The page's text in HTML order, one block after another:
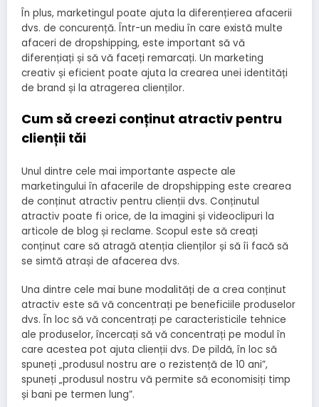
În plus, marketingul poate ajuta la diferențierea afacerii
dvs. de concurență. Într-un mediu în care există multe
afaceri de dropshipping, este important să vă
diferențiați și să vă faceți remarcați. Un marketing
creativ și eficient poate ajuta la crearea unei identități
de brand și la atragerea clienților.
Cum să creezi conținut atractiv pentru
clienții tăi
Unul dintre cele mai importante aspecte ale
marketingului în afacerile de dropshipping este crearea
de conținut atractiv pentru clienții dvs. Conținutul
atractiv poate fi orice, de la imagini și videoclipuri la
articole de blog și reclame. Scopul este să creați
conținut care să atragă atenția clienților și să îi facă să
se simtă atrași de afacerea dvs.
Una dintre cele mai bune modalități de a crea conținut
atractiv este să vă concentrați pe beneficiile produselor
dvs. În loc să vă concentrați pe caracteristicile tehnice
ale produselor, încercați să vă concentrați pe modul în
care acestea pot ajuta clienții dvs. De pildă, în loc să
spuneți „produsul nostru are o rezistență de 10 ani”,
spuneți „produsul nostru vă permite să economisiți timp
și bani pe termen lung”.